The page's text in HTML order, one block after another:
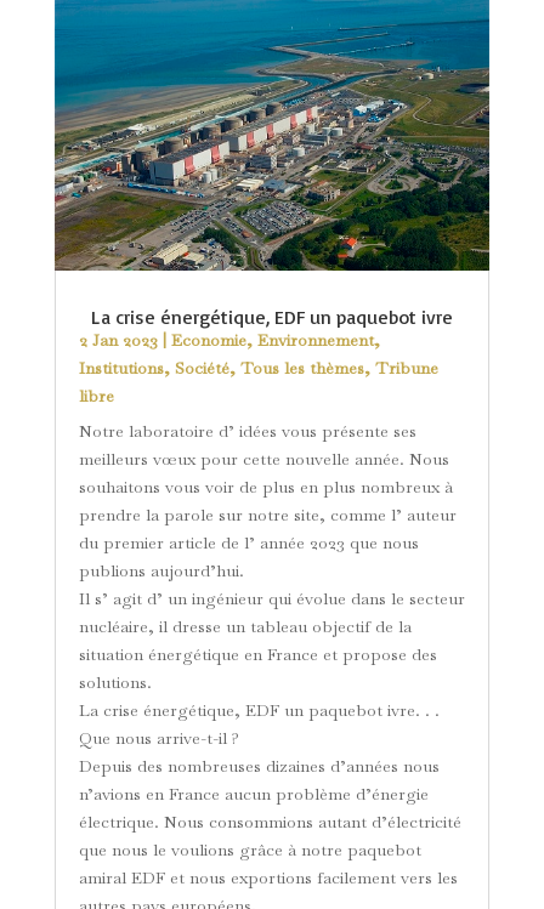
La crise énergétique, EDF un paquebot ivre
2 Jan 2023| Economie, Environnement,
Institutions, Société, Tous les thèmes, Tribune
libre
Notre laboratoire d’ idées vous présente ses
meilleurs vœux pour cette nouvelle année. Nous
souhaitons vous voir de plus en plus nombreux à
prendre la parole sur notre site, comme l’ auteur
du premier article de l’ année 2023 que nous
publions aujourd’hui.
Il s’ agit d’ un ingénieur qui évolue dans le secteur
nucléaire, il dresse un tableau objectif de la
situation énergétique en France et propose des
solutions.
La crise énergétique, EDF un paquebot ivre. . .
Que nous arrive-t-il ?
Depuis des nombreuses dizaines d’années nous
n’avions en France aucun problème d’énergie
électrique. Nous consommions autant d’électricité
que nous le voulions grâce à notre paquebot
amiral EDF et nous exportions facilement vers les